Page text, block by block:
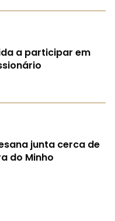
a participar em
junta cerca de
do Minho